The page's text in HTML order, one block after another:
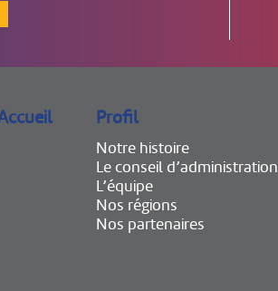
Profil
Notre histoire
Le conseil d’administration
L’équipe
Nos régions
Nos partenaires